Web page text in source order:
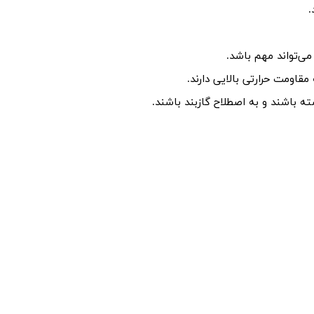
مهم باشد.
حرارتی بالایی دارند.
باشند و به اصطلاح گازبند باشند.